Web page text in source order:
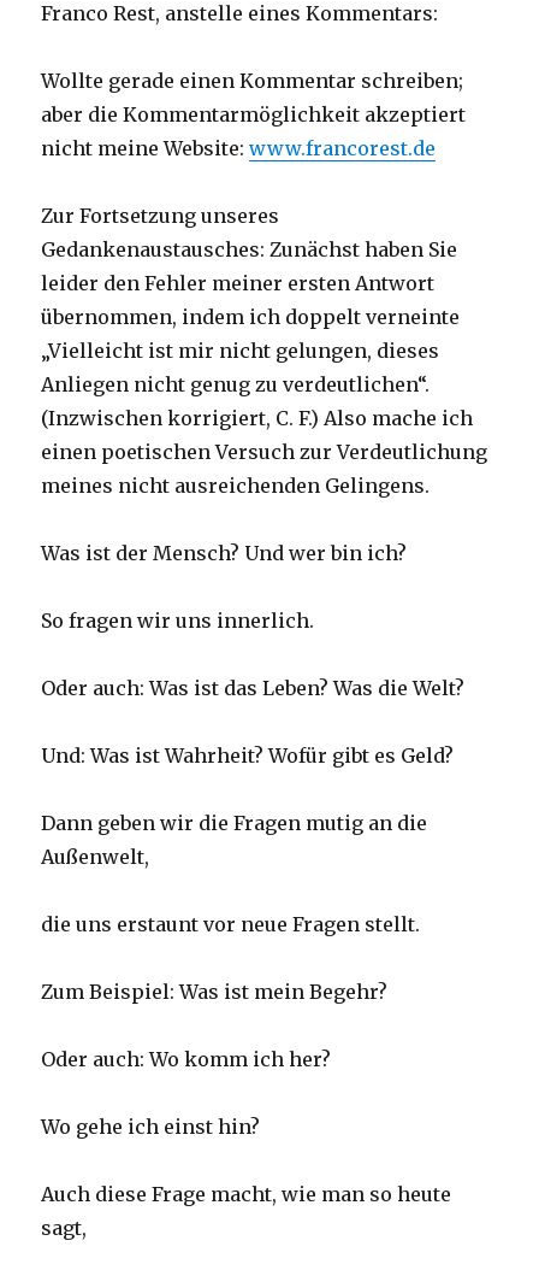
Franco Rest, anstelle eines Kommentars:
Wollte gerade einen Kommentar schreiben;
aber die Kommentarmöglichkeit akzeptiert
nicht meine Website:www.francorest.de
Zur Fortsetzung unseres
Gedankenaustausches: Zunächst haben Sie
leider den Fehler meiner ersten Antwort
übernommen, indem ich doppelt verneinte
„Vielleicht ist mir nicht gelungen, dieses
Anliegen nicht genug zu verdeutlichen“.
(Inzwischen korrigiert, C. F.) Also mache ich
einen poetischen Versuch zur Verdeutlichung
meines nicht ausreichenden Gelingens.
Was ist der Mensch? Und wer bin ich?
So fragen wir uns innerlich.
Oder auch: Was ist das Leben? Was die Welt?
Und: Was ist Wahrheit? Wofür gibt es Geld?
Dann geben wir die Fragen mutig an die
Außenwelt,
die uns erstaunt vor neue Fragen stellt.
Zum Beispiel: Was ist mein Begehr?
Oder auch: Wo komm ich her?
Wo gehe ich einst hin?
Auch diese Frage macht, wie man so heute
sagt,